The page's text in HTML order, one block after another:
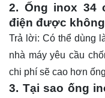
2. Ống inox 34
điện được
Trả lời: Có thể dùng
nhà máy yêu cầu
chi phí sẽ cao hơn
3. Tại sao ống